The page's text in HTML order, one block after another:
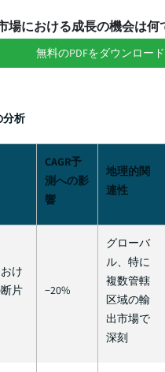
場における成長の機会は何
無料のPDFをダウンロード
分析
CAGR予
測への影
響
地理的関
連性
け
片
−20%
グローバ
ル、特に
複数管轄
区域の輸
出市場で
深刻